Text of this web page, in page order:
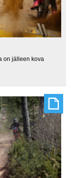
on jälleen kova